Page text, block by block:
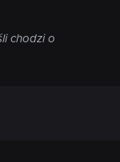
chodzi o